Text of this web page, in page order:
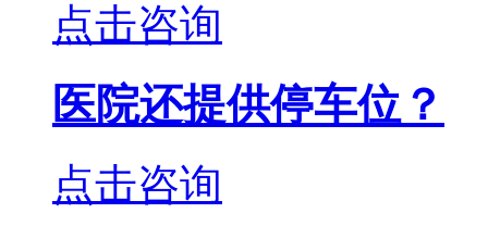
点击咨询
医院还提供停车位？
点击咨询